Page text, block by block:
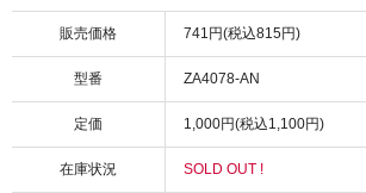
販売価格 741円(税込815円)
型番 ZA4078-AN
定価 1,000円(税込1,100円)
在庫状況 SOLD OUT !